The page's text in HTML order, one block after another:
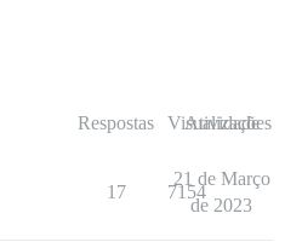
Respostas Visualizações
Atividade
17 7154
21 de Março
de 2023